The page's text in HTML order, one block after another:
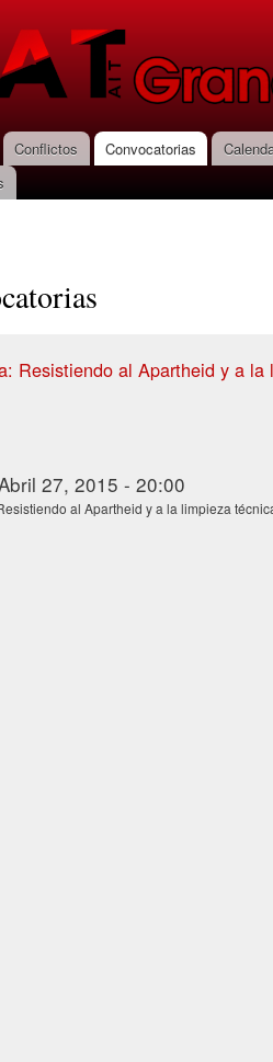
Conflictos Convocatorias
Resistiendo al Apartheid y a la
27, 2015 - 20:00
al Apartheid y a la limpieza